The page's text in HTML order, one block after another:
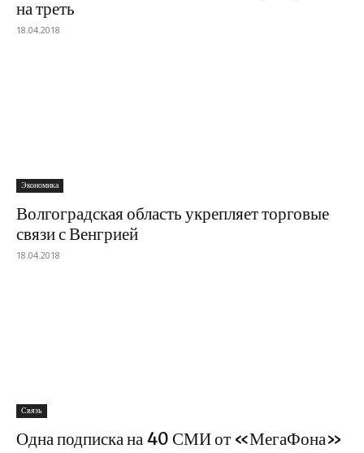
на треть
18.04.2018
Экономика
Волгоградская область укрепляет торговые
связи с Венгрией
18.04.2018
Связь
Одна подписка на 40 СМИ от «МегаФона»